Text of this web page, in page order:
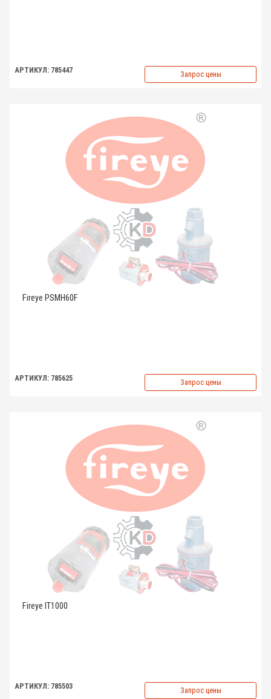
АРТИКУЛ: 785447 Запрос цены
Fireye PSMH60F
АРТИКУЛ: 785625 Запрос цены
Fireye IT1000
АРТИКУЛ: 785503 Запрос цены